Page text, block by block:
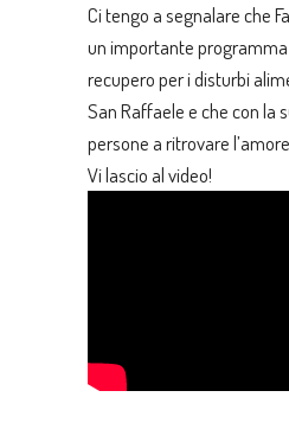
Ci tengo a segnalare che
un importante
recupero per i disturbi
San Raffaele e che con la
persone a ritrovare
Vi lascio al video!